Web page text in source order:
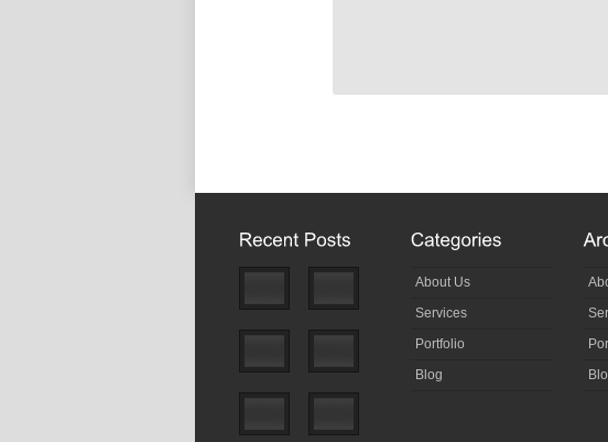
About Us
Services
Portfolio
Blog